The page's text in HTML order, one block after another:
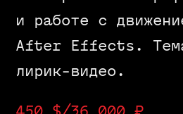
450 $/36 000 ₽
8 недель
Старт: 9 апреля